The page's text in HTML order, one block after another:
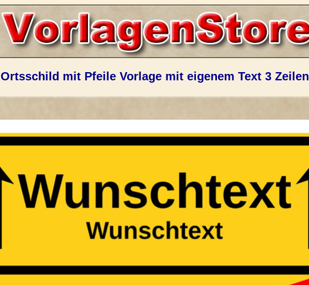
Ortsschild mit Pfeile Vorlage mit eigenem Text 3 Zeilen